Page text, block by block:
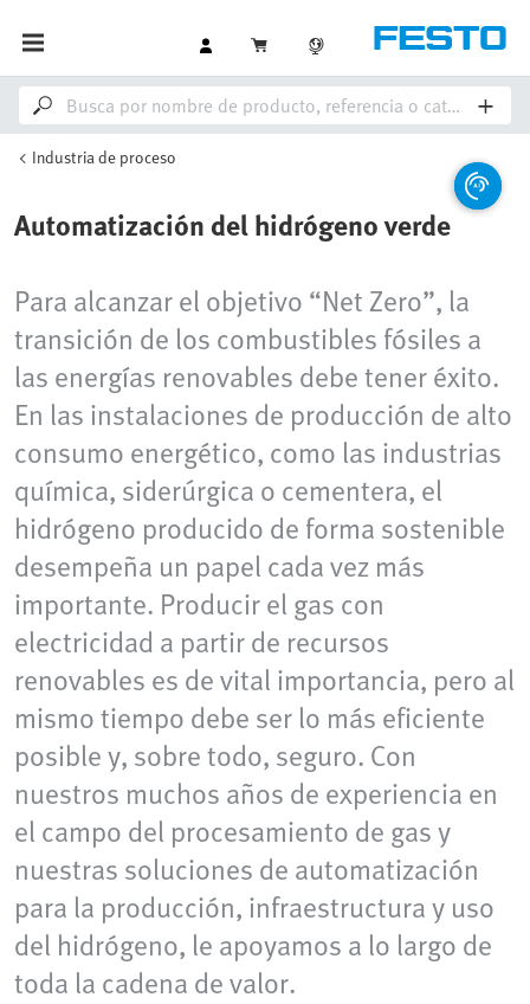
Industria de proceso
Automatización del hidrógeno verde
Para alcanzar el objetivo “Net Zero”, la
transición de los combustibles fósiles a
las energías renovables debe tener éxito.
En las instalaciones de producción de alto
consumo energético, como las industrias
química, siderúrgica o cementera, el
hidrógeno producido de forma sostenible
desempeña un papel cada vez más
importante. Producir el gas con
electricidad a partir de recursos
renovables es de vital importancia, pero al
mismo tiempo debe ser lo más eficiente
posible y, sobre todo, seguro. Con
nuestros muchos años de experiencia en
el campo del procesamiento de gas y
nuestras soluciones de automatización
para la producción, infraestructura y uso
del hidrógeno, le apoyamos a lo largo de
toda la cadena de valor.